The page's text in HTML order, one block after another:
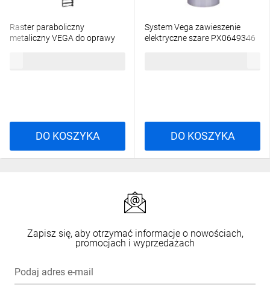
Raster paraboliczny
metaliczny VEGA do oprawy
DO KOSZYKA
System Vega zawieszenie
elektryczne szare PX0649346
DO KOSZYKA
Zapisz się, aby otrzymać informacje o nowościach,
promocjach i wyprzedażach
Podaj adres e-mail